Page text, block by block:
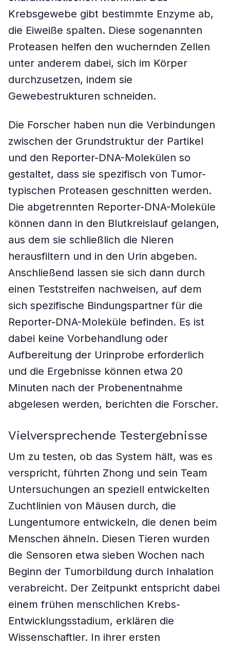
Krebsgewebe gibt bestimmte Enzyme ab,
die Eiweiße spalten. Diese sogenannten
Proteasen helfen den wuchernden Zellen
unter anderem dabei, sich im Körper
durchzusetzen, indem sie
Gewebestrukturen schneiden.
Die Forscher haben nun die Verbindungen
zwischen der Grundstruktur der Partikel
und den Reporter-DNA-Molekülen so
gestaltet, dass sie spezifisch von Tumor-
typischen Proteasen geschnitten werden.
Die abgetrennten Reporter-DNA-Moleküle
können dann in den Blutkreislauf gelangen,
aus dem sie schließlich die Nieren
herausfiltern und in den Urin abgeben.
Anschließend lassen sie sich dann durch
einen Teststreifen nachweisen, auf dem
sich spezifische Bindungspartner für die
Reporter-DNA-Moleküle befinden. Es ist
dabei keine Vorbehandlung oder
Aufbereitung der Urinprobe erforderlich
und die Ergebnisse können etwa 20
Minuten nach der Probenentnahme
abgelesen werden, berichten die Forscher.
Vielversprechende Testergebnisse
Um zu testen, ob das System hält, was es
verspricht, führten Zhong und sein Team
Untersuchungen an speziell entwickelten
Zuchtlinien von Mäusen durch, die
Lungentumore entwickeln, die denen beim
Menschen ähneln. Diesen Tieren wurden
die Sensoren etwa sieben Wochen nach
Beginn der Tumorbildung durch Inhalation
verabreicht. Der Zeitpunkt entspricht dabei
einem frühen menschlichen Krebs-
Entwicklungsstadium, erklären die
Wissenschaftler. In ihrer ersten